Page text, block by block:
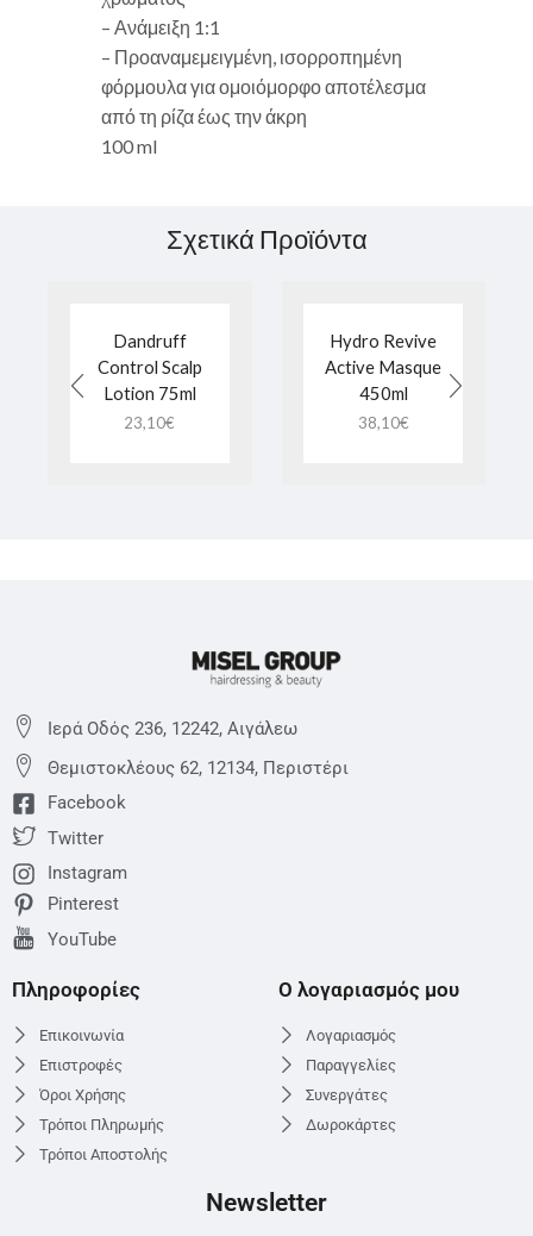
– Ανάμειξη 1:1
– Προαναμεμειγμένη, ισορροπημένη
φόρμουλα για ομοιόμορφο αποτέλεσμα
από τη ρίζα έως την άκρη
100 ml
Σχετικά Προϊόντα
Dandruff
Control Scalp
Lotion 75ml
23,10€
Hydro Revive
Active Masque
450ml
38,10€
Ιερά Οδός 236, 12242, Αιγάλεω
Θεμιστoκλέους 62, 12134, Περιστέρι
Facebook
Twitter
Instagram
Pinterest
YouTube
Πληροφορίες
Επικοινωνία
Επιστροφές
Όροι Χρήσης
Τρόποι Πληρωμής
Τρόποι Αποστολής
Ο λογαριασμός μου
Λογαριασμός
Παραγγελίες
Συνεργάτες
Δωροκάρτες
Newsletter